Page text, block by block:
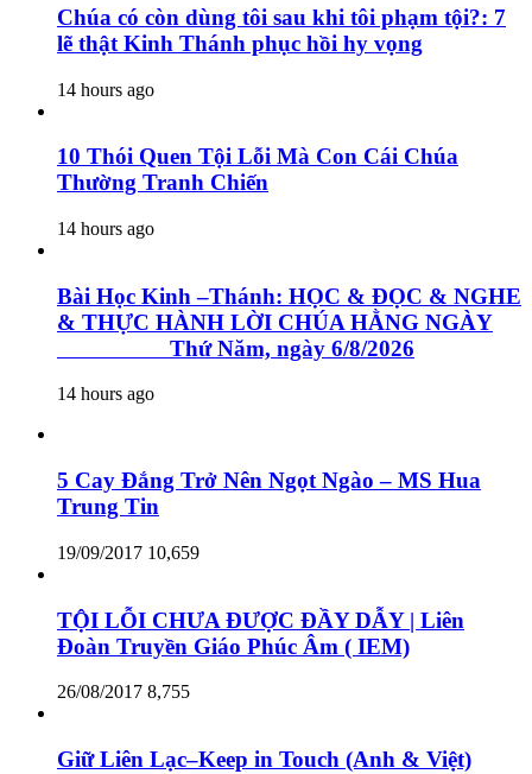
Chúa có còn dùng tôi sau khi tôi phạm tội?: 7
lẽ thật Kinh Thánh phục hồi hy vọng
14 hours ago
10 Thói Quen Tội Lỗi Mà Con Cái Chúa
Thường Tranh Chiến
14 hours ago
Bài Học Kinh –Thánh: HỌC & ĐỌC & NGHE
& THỰC HÀNH LỜI CHÚA HẰNG NGÀY
Thứ Năm, ngày 6/8/2026
14 hours ago
5 Cay Đắng Trở Nên Ngọt Ngào – MS Hua
Trung Tin
19/09/2017 10,659
TỘI LỖI CHƯA ĐƯỢC ĐẦY DẪY | Liên
Đoàn Truyền Giáo Phúc Âm ( IEM)
26/08/2017 8,755
Giữ Liên Lạc–Keep in Touch (Anh & Việt)